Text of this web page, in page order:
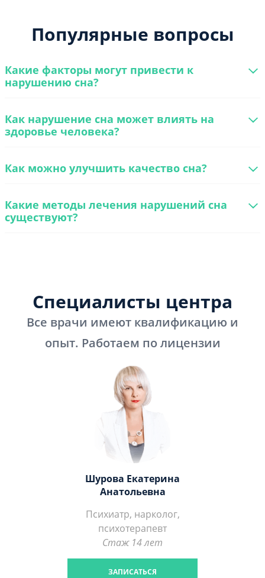
Популярные вопросы
Какие факторы могут привести к
нарушению сна?
Как нарушение сна может влиять на
здоровье человека?
Как можно улучшить качество сна?
Какие методы лечения нарушений сна
существуют?
Специалисты центра
Все врачи имеют квалификацию и
опыт. Работаем по лицензии
Шурова Екатерина
Анатольевна
Психиатр, нарколог,
психотерапевт
Стаж 14 лет
ЗАПИСАТЬСЯ